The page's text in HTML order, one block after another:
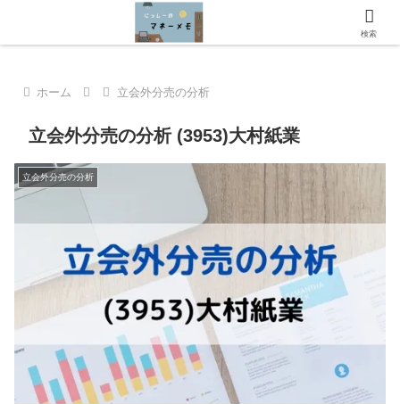
にっしーのマネーメモへようこそ！
ホーム 立会外分売の分析
立会外分売の分析 (3953)大村紙業
立会外分売の分析
検索